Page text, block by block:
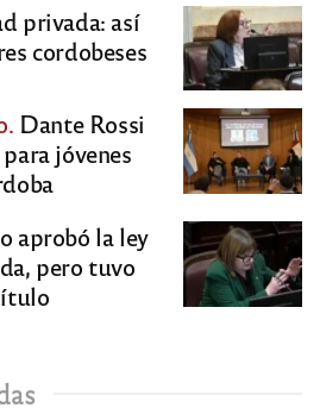
privada: así
cordobeses
Dante Rossi
jóvenes
aprobó la ley
pero tuvo